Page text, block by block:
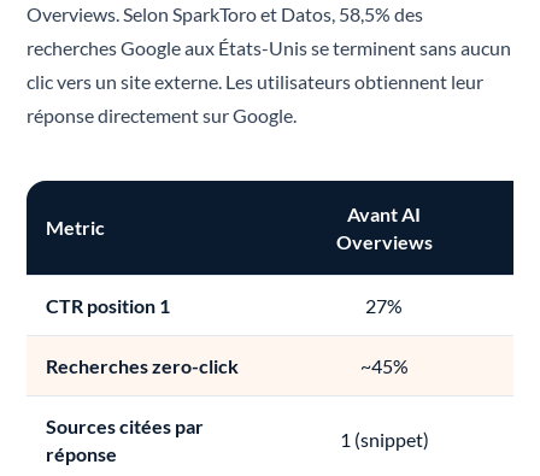
Overviews. Selon SparkToro et Datos, 58,5% des
recherches Google aux États-Unis se terminent sans aucun
clic vers un site externe. Les utilisateurs obtiennent leur
réponse directement sur Google.
Metric
Avant AI
Overviews
CTR position 1 27%
Recherches zero-click ~45%
Sources citées par
réponse
1 (snippet)